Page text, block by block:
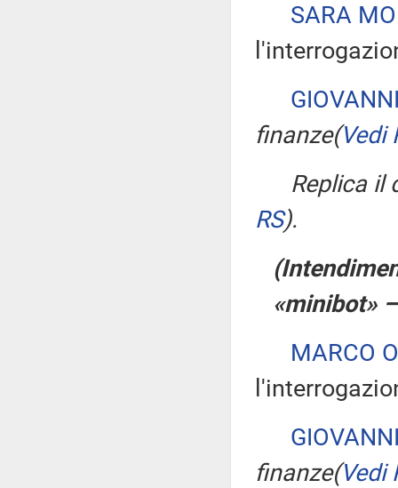
SARA
finanze(Vedi
Replica il
RS).
«minibot»
MARCO
finanze(Vedi